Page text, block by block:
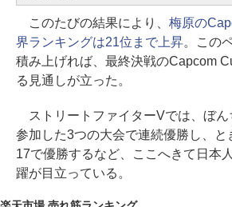
このたびの結果により、 梅原の
界ランキングは21位まで上昇。この
積み上げれば、最終決戦のCapcom
る見通しが立った。
ストリートファイターVでは、ぼん
参加した3つの大会で連続優勝し、と
17で優勝するなど、ここへきて日本
躍が目立っている。